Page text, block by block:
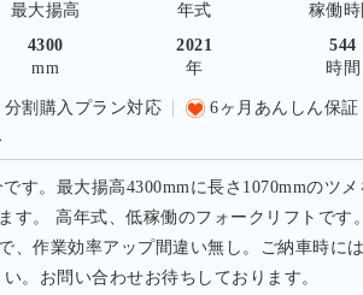
最大揚高 年式 稼働時
4300
mm
2021
年
544
時間
割購入プラン対応 6ヶ月あんしん保証
す。最大揚高4300mmに長さ1070mmのツ
す。 高年式、低稼働のフォークリフトで
、作業効率アップ間違い無し。ご納車時に
。お問い合わせお待ちしております。